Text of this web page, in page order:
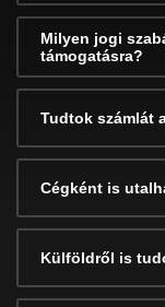
Milyen jogi
támogatásra?
Tudtok számlát
Cégként is
Külföldről is